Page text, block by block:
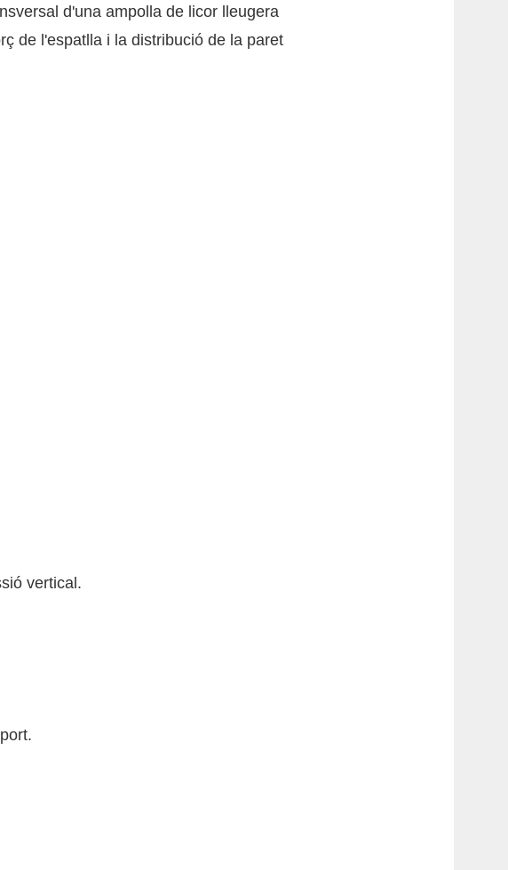
vertical.